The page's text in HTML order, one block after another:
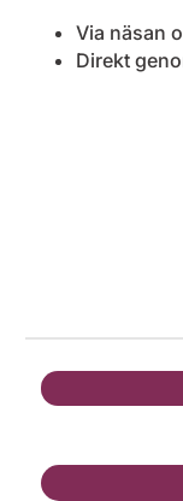
Via näsan
Direkt